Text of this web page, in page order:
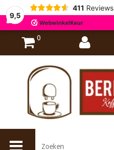
9,5
411 Reviews
0